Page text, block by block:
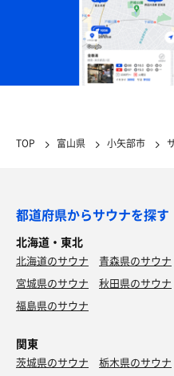
TOP 富山県 小矢部市
都道府県からサウナを探す
北海道・東北
北海道のサウナ 青森県のサウナ
宮城県のサウナ
秋田県のサウナ
福島県のサウナ
関東
茨城県のサウナ 栃木県のサウナ